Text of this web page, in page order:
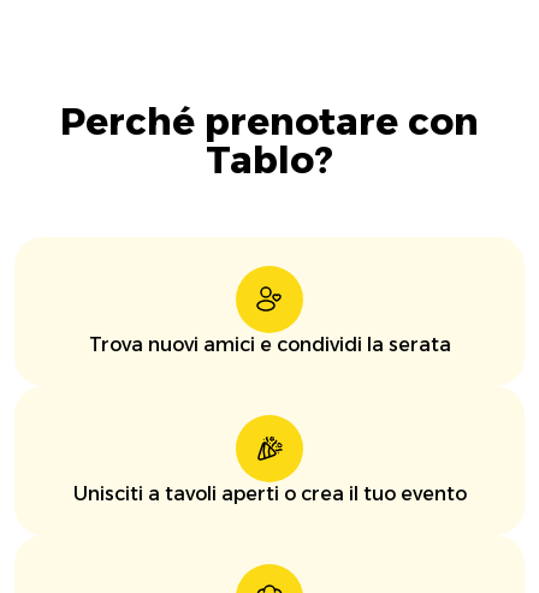
Perché prenotare con
Tablo?
Trova nuovi amici e condividi la serata
Unisciti a tavoli aperti o crea il tuo evento